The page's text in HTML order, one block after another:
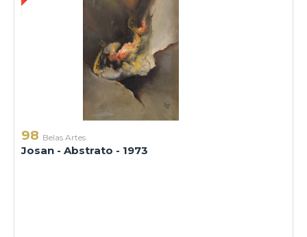
98 Belas Artes
Josan - Abstrato - 1973